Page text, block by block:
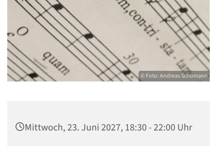
© Foto: Andreas Schumann
Mittwoch, 23. Juni 2027, 18:30 - 22:00 Uhr